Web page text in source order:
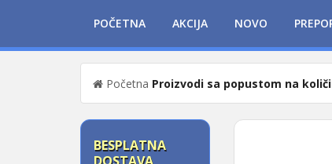
POČETNA AKCIJA NOVO
Početna Proizvodi sa popustom na
BESPLATNA